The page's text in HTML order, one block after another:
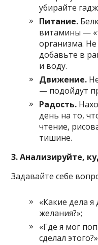
убирайте
Питание.
витамины —
организма.
добавьте в
и воду.
Движение.
— подойдут
Радость.
день на то,
чтение,
тишине.
3. Анализируйте,
Задавайте себе
«Какие дела я
желания?»;
«Где я мог
сделал